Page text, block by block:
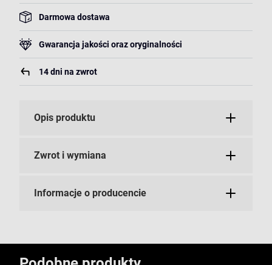
Darmowa dostawa
Gwarancja jakości oraz oryginalności
14 dni na zwrot
Opis produktu
Zwrot i wymiana
Informacje o producencie